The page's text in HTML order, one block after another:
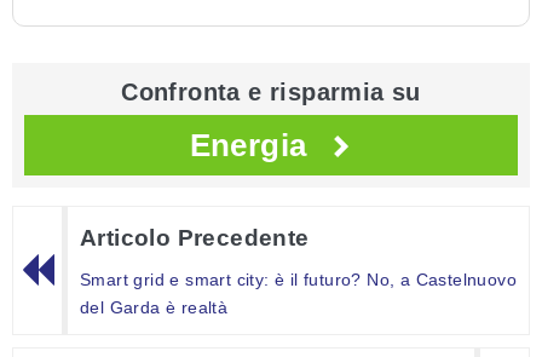
Confronta e risparmia su
Energia
Articolo Precedente
Smart grid e smart city: è il futuro? No, a Castelnuovo
del Garda è realtà